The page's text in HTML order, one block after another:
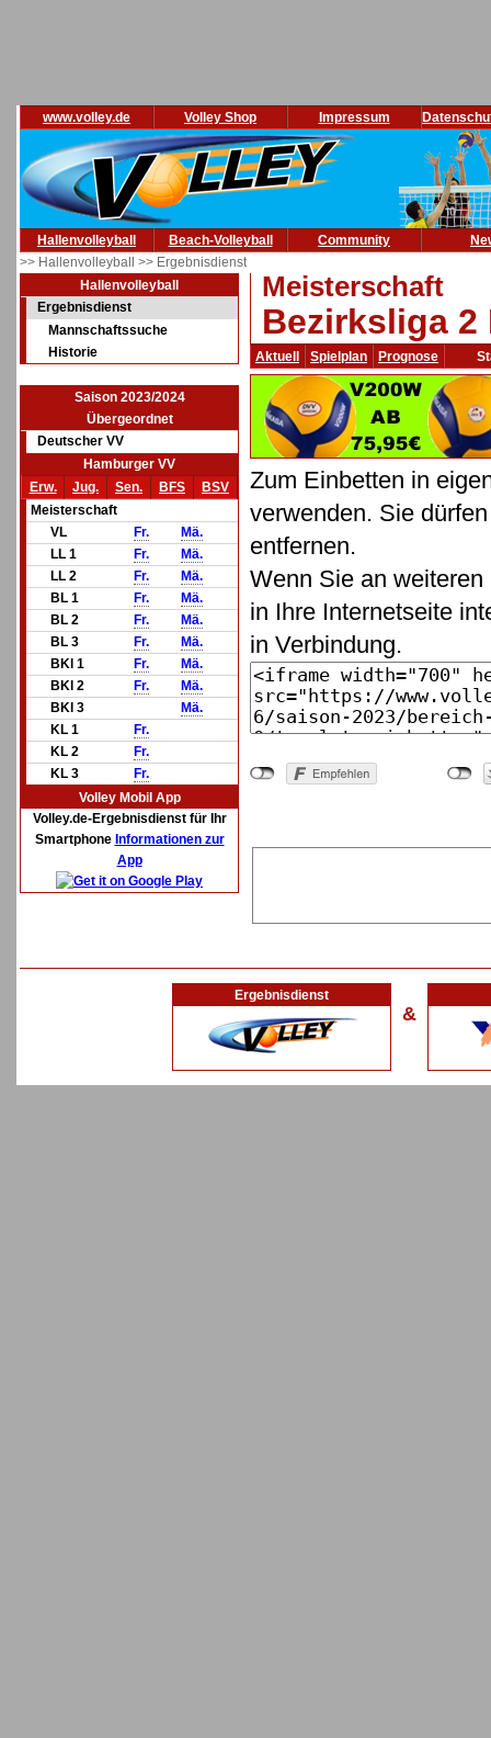
www.volley.de Volley Shop Impressum
Hallenvolleyball Beach-Volleyball Community
>> Hallenvolleyball >> Ergebnisdienst
Hallenvolleyball
Ergebnisdienst
Mannschaftssuche
Historie
Saison 2023/2024
Übergeordnet
Deutscher VV
Hamburger VV
Erw.
Jug. Sen. BFS
BSV
Meisterschaft
VL
Fr.
Mä.
LL 1
Fr.
Mä.
LL 2
Fr.
Mä.
BL 1
Fr.
Mä.
BL 2
Fr.
Mä.
BL 3
Fr.
Mä.
BKl 1
Fr.
Mä.
BKl 2
Fr.
Mä.
BKl 3
Mä.
KL 1
Fr.
KL 2
Fr.
KL 3
Fr.
Volley Mobil App
Volley.de-Ergebnisdienst für Ihr
Smartphone Informationen zur
App
Meisterschaft
Bezirksliga 2
Aktuell Spielplan Prognose
Zum Einbetten in
verwenden. Sie
entfernen.
Wenn Sie an
in Ihre Internetseite
in Verbindung.
Ergebnisdienst
&